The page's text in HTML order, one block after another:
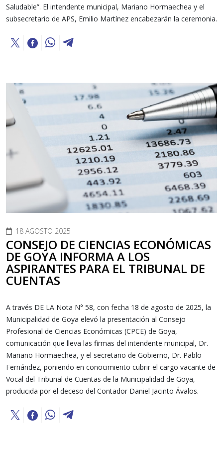
Saludable”. El intendente municipal, Mariano Hormaechea y el
subsecretario de APS, Emilio Martínez encabezarán la ceremonia.
18 AGOSTO 2025
CONSEJO DE CIENCIAS ECONÓMICAS
DE GOYA INFORMA A LOS
ASPIRANTES PARA EL TRIBUNAL DE
CUENTAS
A través DE LA Nota N° 58, con fecha 18 de agosto de 2025, la
Municipalidad de Goya elevó la presentación al Consejo
Profesional de Ciencias Económicas (CPCE) de Goya,
comunicación que lleva las firmas del intendente municipal, Dr.
Mariano Hormaechea, y el secretario de Gobierno, Dr. Pablo
Fernández, poniendo en conocimiento cubrir el cargo vacante de
Vocal del Tribunal de Cuentas de la Municipalidad de Goya,
producida por el deceso del Contador Daniel Jacinto Ávalos.